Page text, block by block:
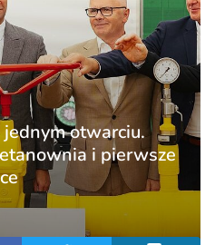
jednym otwarciu.
i pierwsze